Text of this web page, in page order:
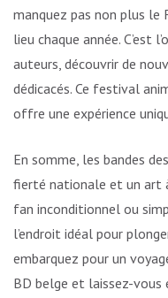
manquez pas non plus le
lieu chaque année. C’est
auteurs, découvrir de
dédicacés. Ce festival
offre une expérience
En somme, les bandes
fierté nationale et un art
fan inconditionnel ou
l’endroit idéal pour
embarquez pour un
BD belge et laissez-vous